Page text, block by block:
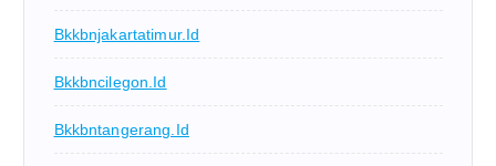
Bkkbnjakartatimur.id
Bkkbncilegon.id
Bkkbntangerang.id